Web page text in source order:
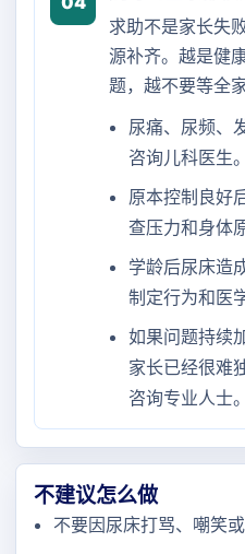
求助不是家长失
源补齐。越是健
题，越不要等全
尿痛、尿频、
咨询儿科医生。
原本控制良好
查压力和身体
学龄后尿床造
制定行为和医
如果问题持续
家长已经很难
咨询专业人士。
不建议怎么做
不要因尿床打骂、嘲笑或